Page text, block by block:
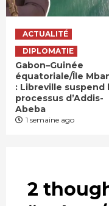
ACTUALITÉ
DIPLOMATIE
Gabon–Guinée
équatoriale/Île
: Libreville suspend
processus d’Addis-
Abeba
1 semaine ago
2